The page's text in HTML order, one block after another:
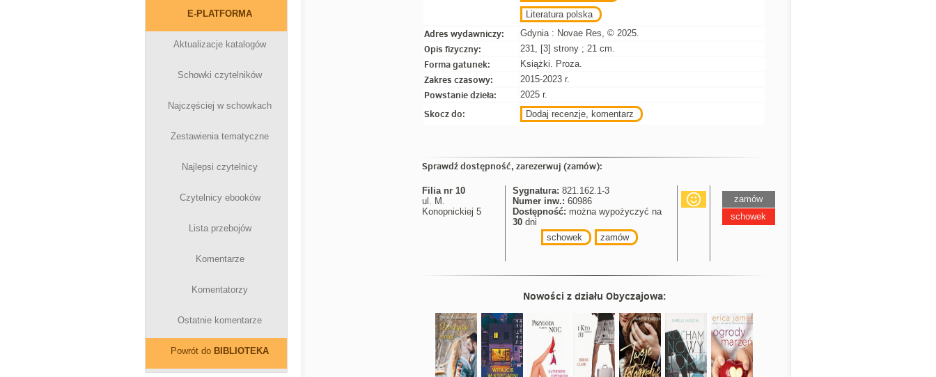
E-PLATFORMA
Aktualizacje katalogów
Schowki czytelników
Najczęściej w schowkach
Zestawienia tematyczne
Najlepsi czytelnicy
Czytelnicy ebooków
Lista przebojów
Komentarze
Komentatorzy
Ostatnie komentarze
Powrót do BIBLIOTEKA
Literatura polska
Adres wydawniczy: Gdynia : Novae Res, © 2025.
Opis fizyczny: 231, [3] strony ; 21 cm.
Forma gatunek: Książki. Proza.
Zakres czasowy: 2015-2023 r.
Powstanie dzieła: 2025 r.
Skocz do: Dodaj recenzje, komentarz
Sprawdź dostępność, zarezerwuj (zamów):
Filia nr 10
ul. M.
Konopnickiej 5
Sygnatura: 821.162.1-3
Numer inw.: 60986
Dostępność: można wypożyczyć na
30 dni
schowek
zamów
zamów
schowek
Nowości z działu Obyczajowa: